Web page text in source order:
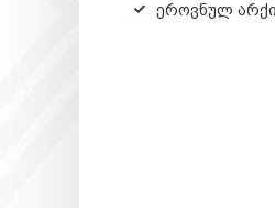
ეროვნულ